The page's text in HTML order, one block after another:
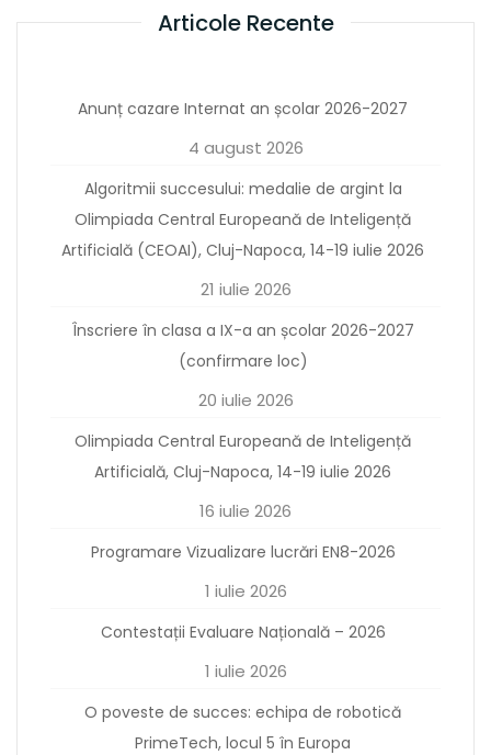
Articole Recente
Anunț cazare Internat an școlar 2026-2027
4 august 2026
Algoritmii succesului: medalie de argint la
Olimpiada Central Europeană de Inteligență
Artificială (CEOAI), Cluj-Napoca, 14-19 iulie 2026
21 iulie 2026
Înscriere în clasa a IX-a an școlar 2026-2027
(confirmare loc)
20 iulie 2026
Olimpiada Central Europeană de Inteligență
Artificială, Cluj-Napoca, 14-19 iulie 2026
16 iulie 2026
Programare Vizualizare lucrări EN8-2026
1 iulie 2026
Contestații Evaluare Națională – 2026
1 iulie 2026
O poveste de succes: echipa de robotică
PrimeTech, locul 5 în Europa